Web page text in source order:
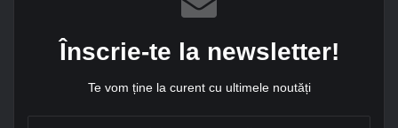
Înscrie-te la newsletter!
Te vom ține la curent cu ultimele noutăți